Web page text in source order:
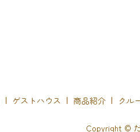
ゲストハウス 商品紹介 クル
Copyright ©